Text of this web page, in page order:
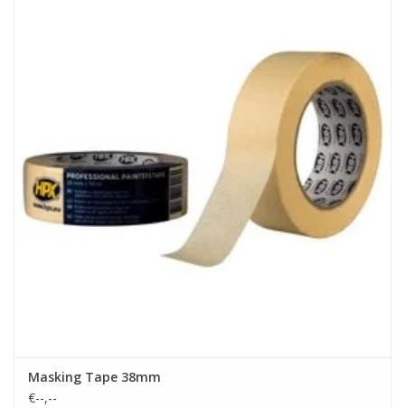
Masking Tape 38mm
€--,--